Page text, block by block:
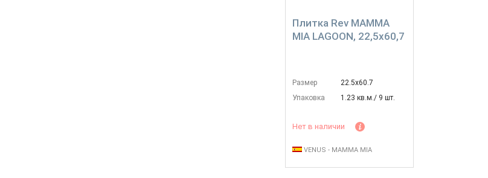
Плитка Rev MAMMA
MIA LAGOON, 22,5x60,7
Размер
22.5х60.7
Упаковка
1.23 кв.м./ 9 шт.
Нет в наличии
VENUS - MAMMA MIA